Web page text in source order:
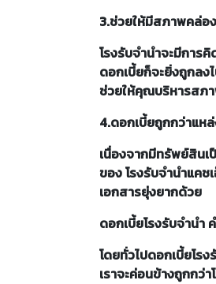
3.ช่วยให้มีสภาพคล่อ
โรงรับจำนำจะมีการ
ดอกเบี้ยก็จะยิ่งถูกลง
ช่วยให้คุณบริหารสภ
4.ดอกเบี้ยถูกกว่าแห
เนื่องจากมีทรัพย์สินเ
ของ โรงรับจำนำแค
เอกสารยุ่งยากด้วย
ดอกเบี้ยโรงรับจำนำ
โดยทั่วไปดอกเบี้ยโร
เราจะค่อนข้างถูกกว่